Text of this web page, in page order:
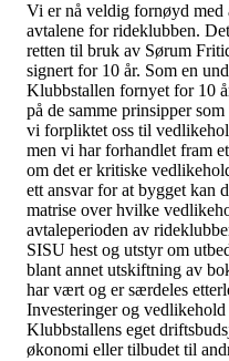
Vi er nå veldig fornøyd med
avtalene for rideklubben.
retten til bruk av Sørum
signert for 10 år. Som en
Klubbstallen fornyet for 10
på de samme prinsipper
vi forpliktet oss til
men vi har forhandlet fram
om det er kritiske
ett ansvar for at bygget kan
matrise over hvilke
avtaleperioden av
SISU hest og utstyr om
blant annet utskiftning av
har vært og er særdeles
Investeringer og
Klubbstallens eget
økonomi eller tilbudet til